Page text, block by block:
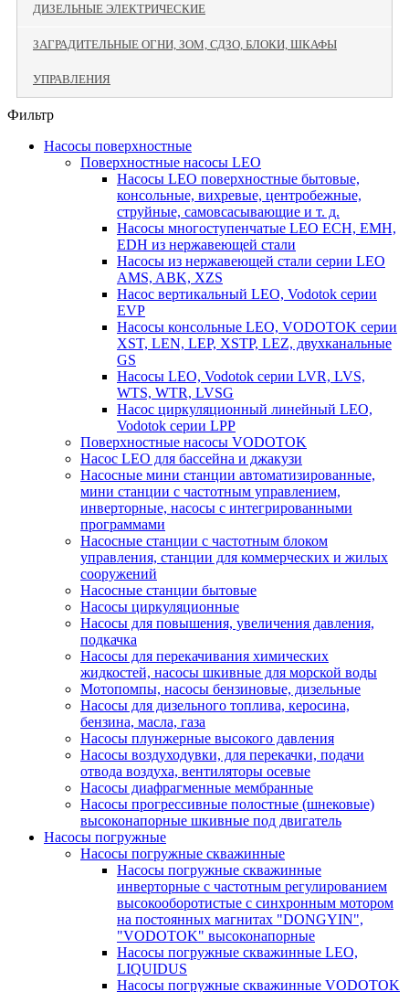
ДИЗЕЛЬНЫЕ ЭЛЕКТРИЧЕСКИЕ
ЗАГРАДИТЕЛЬНЫЕ ОГНИ, ЗОМ, СДЗО, БЛОКИ, ШКАФЫ
УПРАВЛЕНИЯ
Фильтр
Насосы поверхностные
Поверхностные насосы LEO
Насосы LEO поверхностные бытовые,
консольные, вихревые, центробежные,
струйные, самовсасывающие и т. д.
Насосы многоступенчатые LEO ECH, EMH,
EDH из нержавеющей стали
Насосы из нержавеющей стали серии LEO
AMS, ABK, XZS
Насос вертикальный LEO, Vodotok серии
EVP
Насосы консольные LEO, VODOTOK серии
XST, LEN, LEP, XSTP, LEZ, двухканальные
GS
Насосы LEO, Vodotok серии LVR, LVS,
WTS, WTR, LVSG
Насос циркуляционный линейный LEO,
Vodotok серии LPP
Поверхностные насосы VODOTOK
Насос LEO для бассейна и джакузи
Насосные мини станции автоматизированные,
мини станции с частотным управлением,
инверторные, насосы с интегрированными
программами
Насосные станции с частотным блоком
управления, станции для коммерческих и жилых
сооружений
Насосные станции бытовые
Насосы циркуляционные
Насосы для повышения, увеличения давления,
подкачка
Насосы для перекачивания химических
жидкостей, насосы шкивные для морской воды
Мотопомпы, насосы бензиновые, дизельные
Насосы для дизельного топлива, керосина,
бензина, масла, газа
Насосы плунжерные высокого давления
Насосы воздуходувки, для перекачки, подачи
отвода воздуха, вентиляторы осевые
Насосы диафрагменные мембранные
Насосы прогрессивные полостные (шнековые)
высоконапорные шкивные под двигатель
Насосы погружные
Насосы погружные скважинные
Насосы погружные скважинные
инверторные с частотным регулированием
высокооборотистые с синхронным мотором
на постоянных магнитах "DONGYIN",
"VODOTOK" высоконапорные
Насосы погружные скважинные LEO,
LIQUIDUS
Насосы погружные скважинные VODOTOK